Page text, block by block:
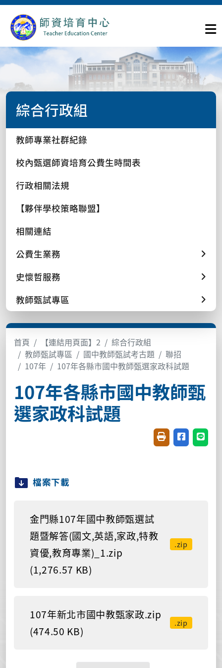
綜合行政組
教師專業社群紀錄
校內甄選師資培育公費生時間表
行政相關法規
【夥伴學校策略聯盟】
相關連結
公費生業務
史懷哲服務
教師甄試專區
首頁 【連結用頁面】2
綜合行政組
教師甄試專區
國中教師甄試考古題
聯招
107年
107年各縣市國中教師甄選家政科試題
107年各縣市國中教師甄
選家政科試題
友善列印(開新視
分享至臉書
分享
檔案下載
金門縣107年國中教師甄選試
題暨解答(國文,英語,家政,特教
資優,教育專業)_1.zip
(1,276.57 KB)
.zip
107年新北市國中教甄家政.zip
(474.50 KB)
.zip